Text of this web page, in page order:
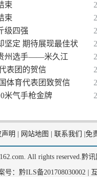
束
束
级四强
坚定 期待展现最佳状
州选手——米久江
表团的贺信
体育代表团致贺信
米气手枪金牌
明 网站地图 联系我们 免
All rights reserved.黔
号：黔ILS备201708030002 |